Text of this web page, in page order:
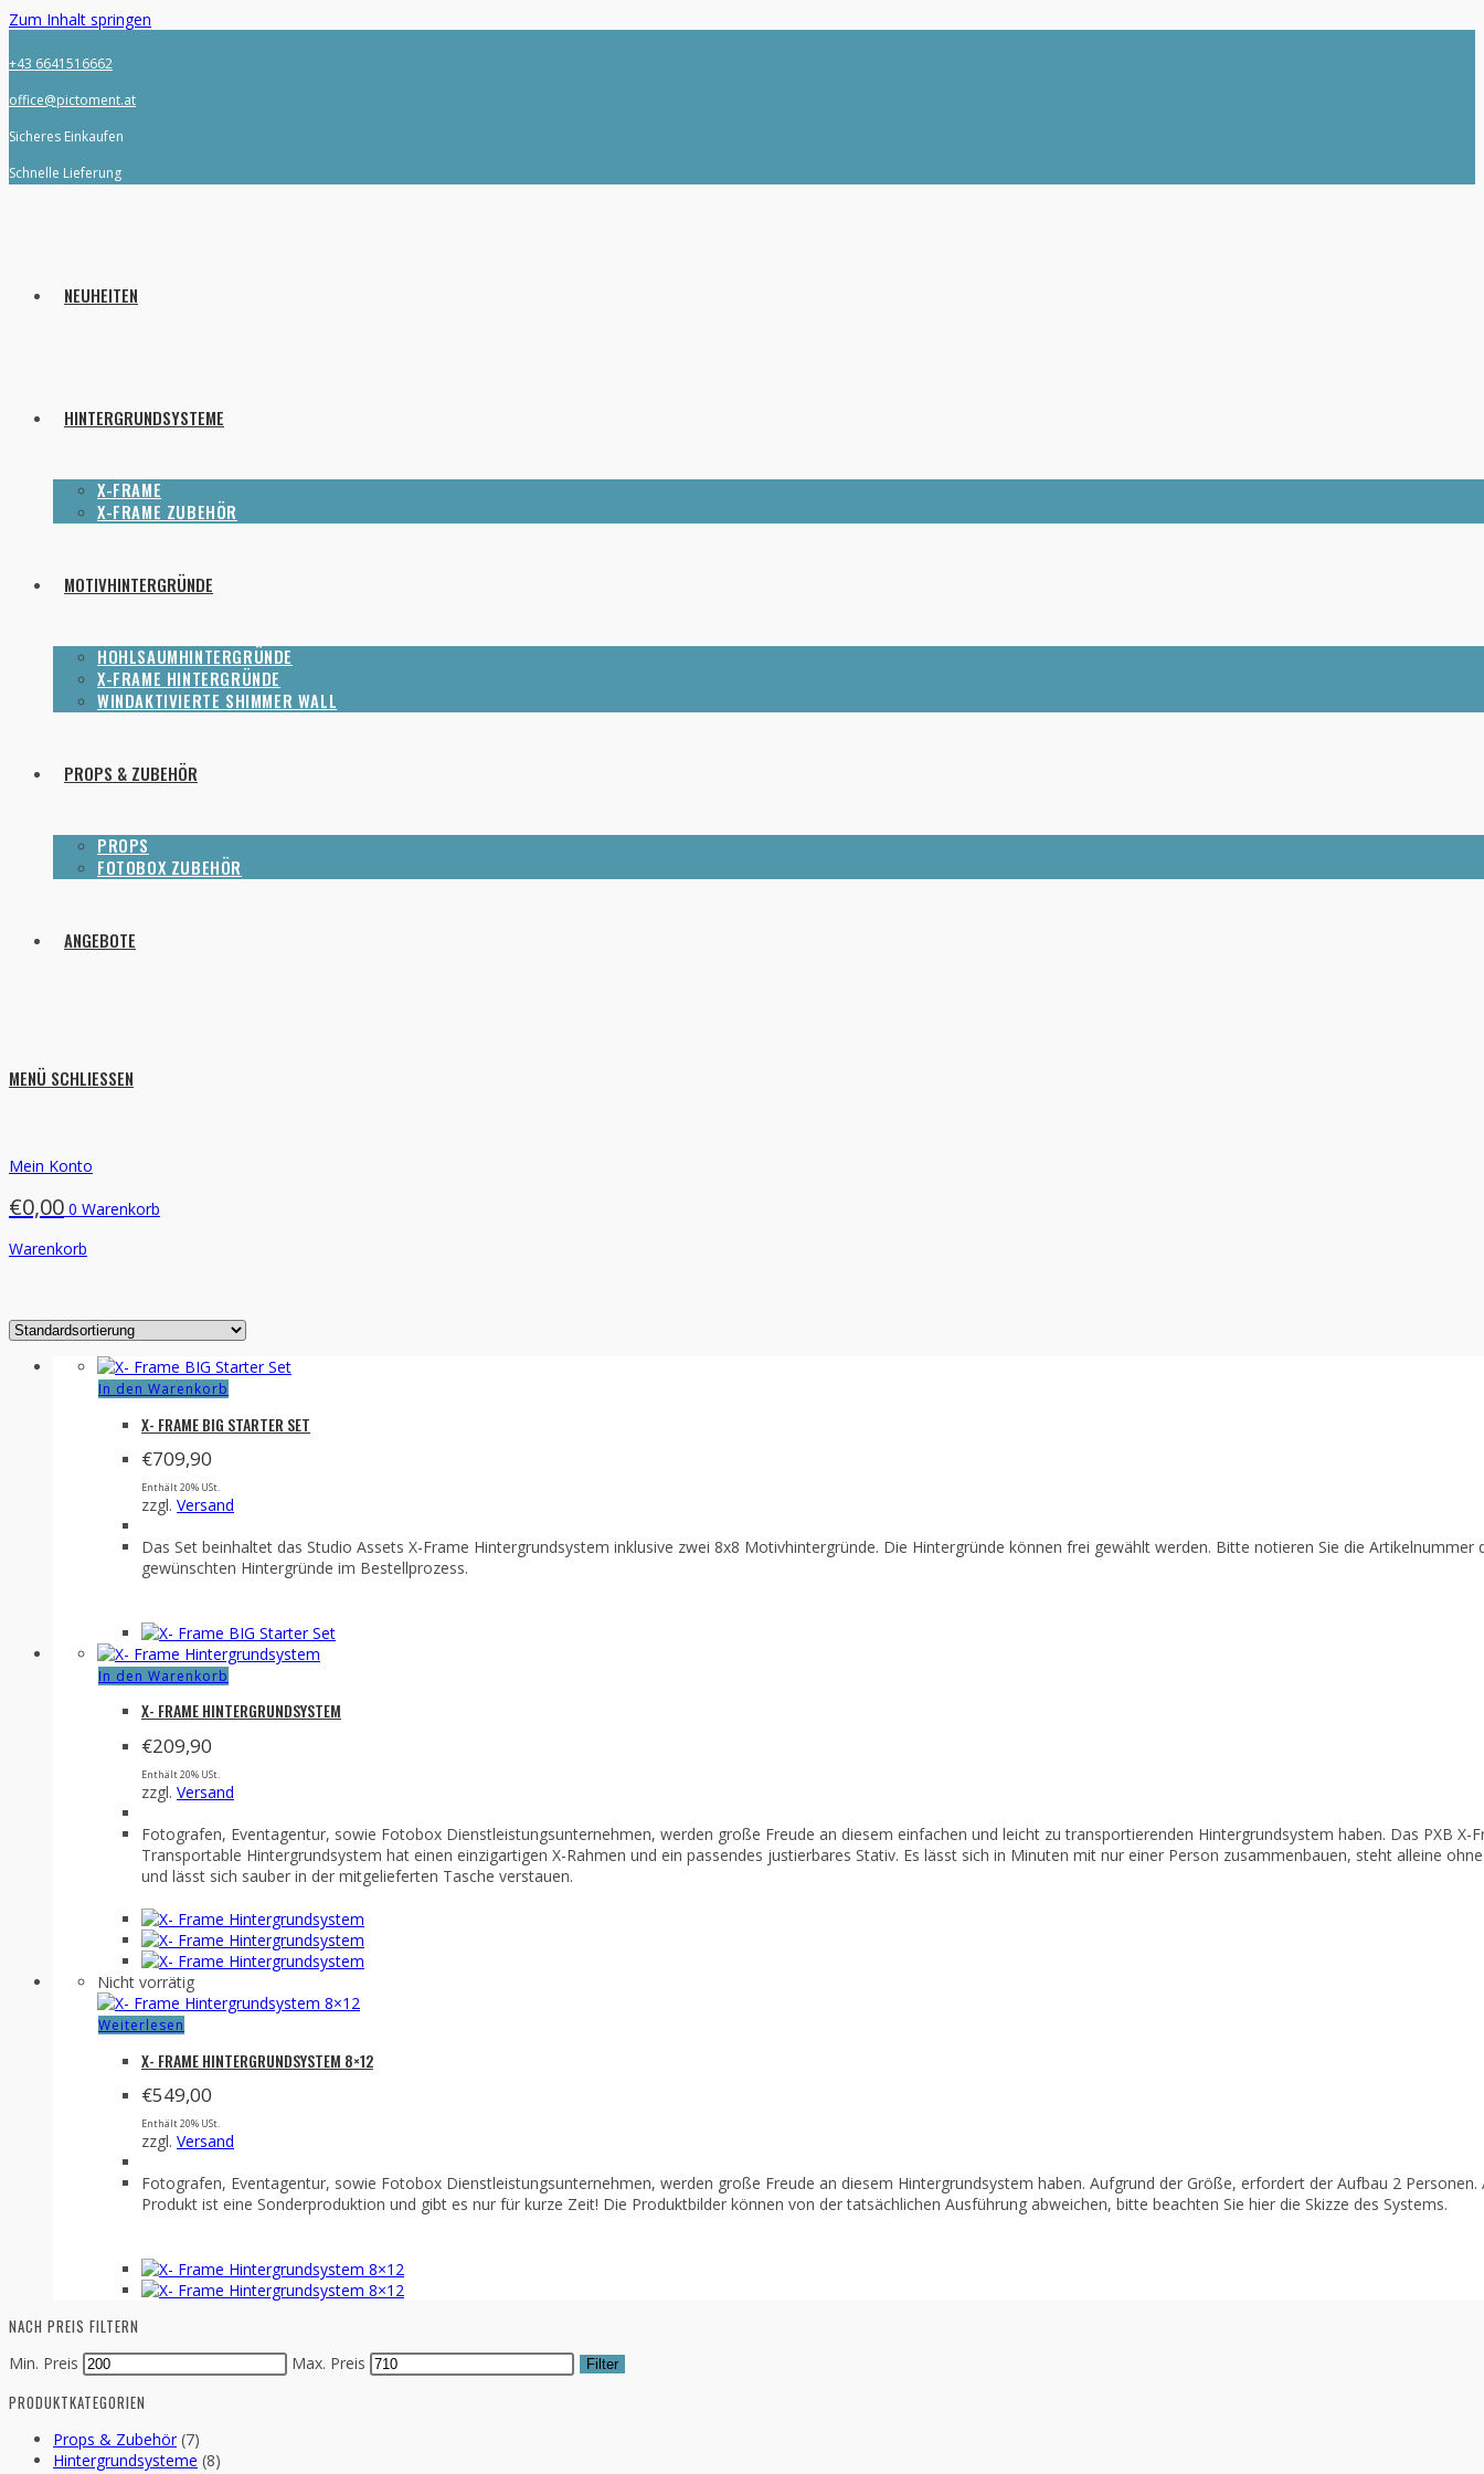
Zum Inhalt springen
+43 6641516662
office@pictoment.at
Sicheres Einkaufen
Schnelle Lieferung
NEUHEITEN
HINTERGRUNDSYSTEME
X-FRAME
X-FRAME ZUBEHÖR
MOTIVHINTERGRÜNDE
HOHLSAUMHINTERGRÜNDE
X-FRAME HINTERGRÜNDE
WINDAKTIVIERTE SHIMMER WALL
PROPS & ZUBEHÖR
PROPS
FOTOBOX ZUBEHÖR
ANGEBOTE
MENÜ SCHLIESSEN
Mein Konto
€0,00 0 Warenkorb
Warenkorb
In den Warenkorb
X- FRAME BIG STARTER SET
€709,90
Enthält 20% USt.
zzgl. Versand
Das Set beinhaltet das Studio Assets X-Frame Hintergrundsystem inklusive zwei 8x8 Motivhintergründe. Die Hintergründe können frei gewählt werden. Bitte notieren Sie die Artikelnummer
gewünschten Hintergründe im Bestellprozess.
In den Warenkorb
X- FRAME HINTERGRUNDSYSTEM
€209,90
Enthält 20% USt.
zzgl. Versand
Fotografen, Eventagentur, sowie Fotobox Dienstleistungsunternehmen, werden große Freude an diesem einfachen und leicht zu transportierenden Hintergrundsystem haben. Das PXB X-
Transportable Hintergrundsystem hat einen einzigartigen X-Rahmen und ein passendes justierbares Stativ. Es lässt sich in Minuten mit nur einer Person zusammenbauen, steht alleine
und lässt sich sauber in der mitgelieferten Tasche verstauen.
Nicht vorrätig
Weiterlesen
X- FRAME HINTERGRUNDSYSTEM 8×12
€549,00
Enthält 20% USt.
zzgl. Versand
Fotografen, Eventagentur, sowie Fotobox Dienstleistungsunternehmen, werden große Freude an diesem Hintergrundsystem haben. Aufgrund der Größe, erfordert der Aufbau 2 Personen.
Produkt ist eine Sonderproduktion und gibt es nur für kurze Zeit! Die Produktbilder können von der tatsächlichen Ausführung abweichen, bitte beachten Sie hier die Skizze des Systems.
NACH PREIS FILTERN
Min. Preis Max. Preis Filter
PRODUKTKATEGORIEN
Props & Zubehör (7)
Hintergrundsysteme (8)